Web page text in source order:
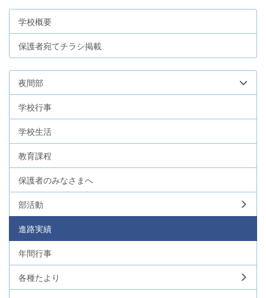
学校概要
保護者宛てチラシ掲載
夜間部
学校行事
学校生活
教育課程
保護者のみなさまへ
部活動
進路実績
年間行事
各種たより